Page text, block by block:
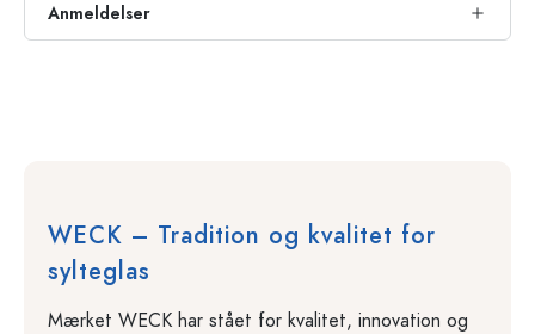
Anmeldelser
WECK – Tradition og kvalitet for
sylteglas
Mærket WECK har stået for kvalitet, innovation og